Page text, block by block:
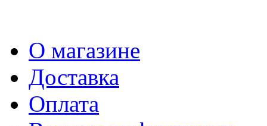
О магазине
Доставка
Оплата